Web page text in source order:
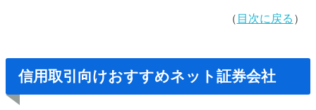
（ 目次に戻る ）
信用取引向けおすすめネット証券会社